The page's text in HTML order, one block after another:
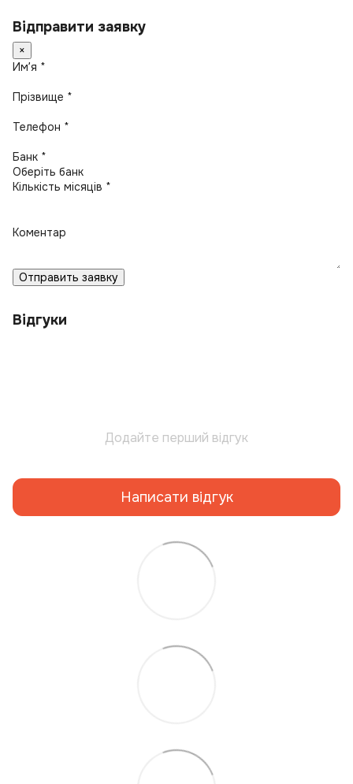
Відправити заявку
×
Имʼя *
Прізвище *
Телефон *
Банк *
Кількість місяців *
Коментар
Отправить заявку
Відгуки
Додайте перший відгук
Написати відгук